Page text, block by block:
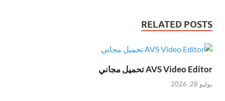
RELATED POSTS
AVS Video Editor تحميل مجاني
يوليو 28, 2026